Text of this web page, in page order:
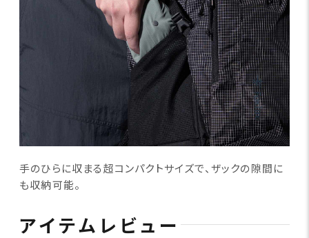
手のひらに収まる超コンパクトサイズで、ザックの隙間に
も収納可能。
アイテムレビュー